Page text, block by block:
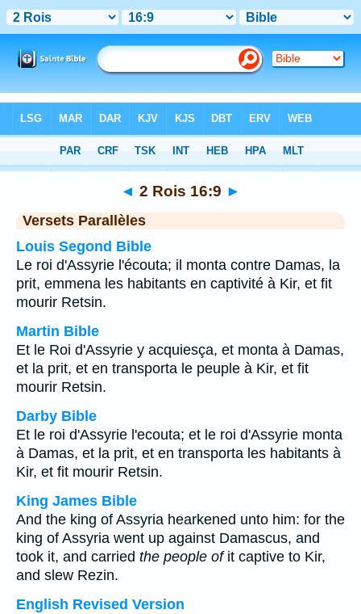
Chapitre 16> Verset 9
◄ 2 Rois 16:9 ►
Versets Parallèles
Louis Segond Bible
Le roi d'Assyrie l'écouta; il monta contre Damas, la
prit, emmena les habitants en captivité à Kir, et fit
mourir Retsin.
Martin Bible
Et le Roi d'Assyrie y acquiesça, et monta à Damas,
et la prit, et en transporta le peuple à Kir, et fit
mourir Retsin.
Darby Bible
Et le roi d'Assyrie l'ecouta; et le roi d'Assyrie monta
à Damas, et la prit, et en transporta les habitants à
Kir, et fit mourir Retsin.
King James Bible
And the king of Assyria hearkened unto him: for the
king of Assyria went up against Damascus, and
took it, and carried the people ofit captive to Kir,
and slew Rezin.
English Revised Version